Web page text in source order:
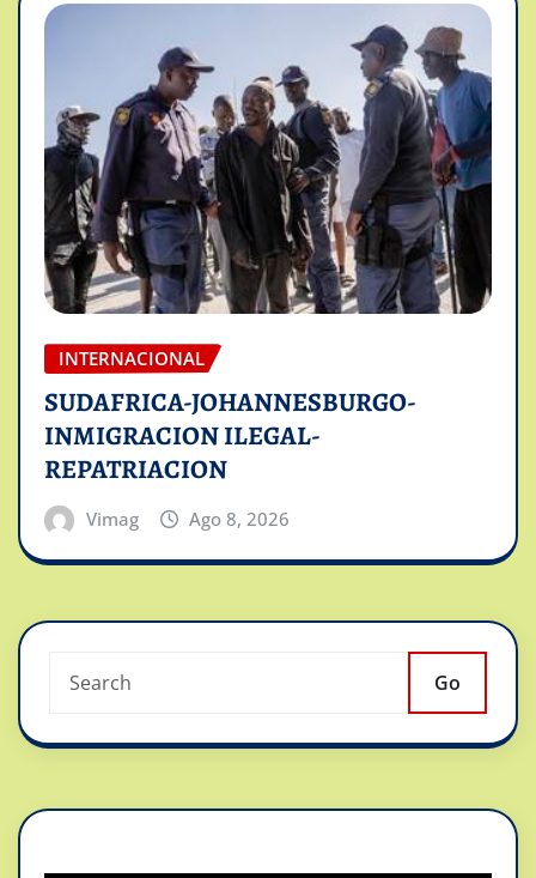
INTERNACIONAL
SUDAFRICA-JOHANNESBURGO-
INMIGRACION ILEGAL-
REPATRIACION
Vimag Ago 8, 2026
Go